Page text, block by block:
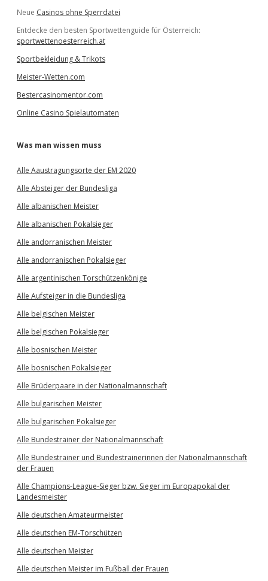
Neue Casinos ohne Sperrdatei
Entdecke den besten Sportwettenguide für Österreich:
sportwettenoesterreich.at
Sportbekleidung & Trikots
Meister-Wetten.com
Bestercasinomentor.com
Online Casino Spielautomaten
Was man wissen muss
Alle Aaustragungsorte der EM 2020
Alle Absteiger der Bundesliga
Alle albanischen Meister
Alle albanischen Pokalsieger
Alle andorranischen Meister
Alle andorranischen Pokalsieger
Alle argentinischen Torschützenkönige
Alle Aufsteiger in die Bundesliga
Alle belgischen Meister
Alle belgischen Pokalsieger
Alle bosnischen Meister
Alle bosnischen Pokalsieger
Alle Brüderpaare in der Nationalmannschaft
Alle bulgarischen Meister
Alle bulgarischen Pokalsieger
Alle Bundestrainer der Nationalmannschaft
Alle Bundestrainer und Bundestrainerinnen der Nationalmannschaft
der Frauen
Alle Champions-League-Sieger bzw. Sieger im Europapokal der
Landesmeister
Alle deutschen Amateurmeister
Alle deutschen EM-Torschützen
Alle deutschen Meister
Alle deutschen Meister im Fußball der Frauen